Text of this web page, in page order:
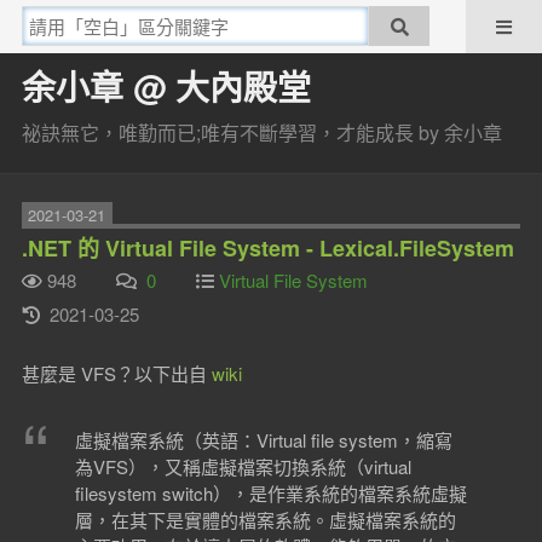
余小章 @ 大內殿堂
祕訣無它，唯勤而已;唯有不斷學習，才能成長 by 余小章
2021-03-21
.NET 的 Virtual File System - Lexical.FileSystem
948 0
Virtual File System
2021-03-25
甚麼是 VFS？以下出自 wiki
虛擬檔案系統（英語：Virtual file system，縮寫
為VFS），又稱虛擬檔案切換系統（virtual
filesystem switch），是作業系統的檔案系統虛擬
層，在其下是實體的檔案系統。虛擬檔案系統的